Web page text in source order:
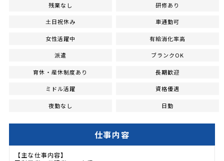
残業なし 研修あり
土日祝休み 車通勤可
女性活躍中 有給消化率高
派遣 ブランクOK
育休・産休制度あり 長期歓迎
ミドル活躍 資格優遇
夜勤なし 日勤
仕事内容
【主な仕事内容】